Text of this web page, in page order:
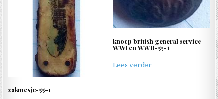
zakmesje-55-1
knoop british general service
WWI en WWII-55-1
Lees verder